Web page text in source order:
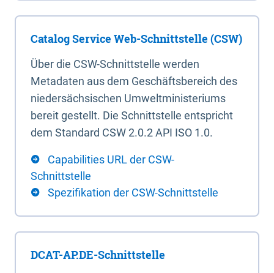
Catalog Service Web-Schnittstelle (CSW)
Über die CSW-Schnittstelle werden
Metadaten aus dem Geschäftsbereich des
niedersächsischen Umweltministeriums
bereit gestellt. Die Schnittstelle entspricht
dem Standard CSW 2.0.2 API ISO 1.0.
Capabilities URL der CSW-
Schnittstelle
Spezifikation der CSW-Schnittstelle
DCAT-AP.DE-Schnittstelle